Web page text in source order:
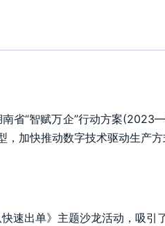
省“智赋万企”行动方案
加快推动数字技术驱动生产
速出单》主题沙龙活动，吸